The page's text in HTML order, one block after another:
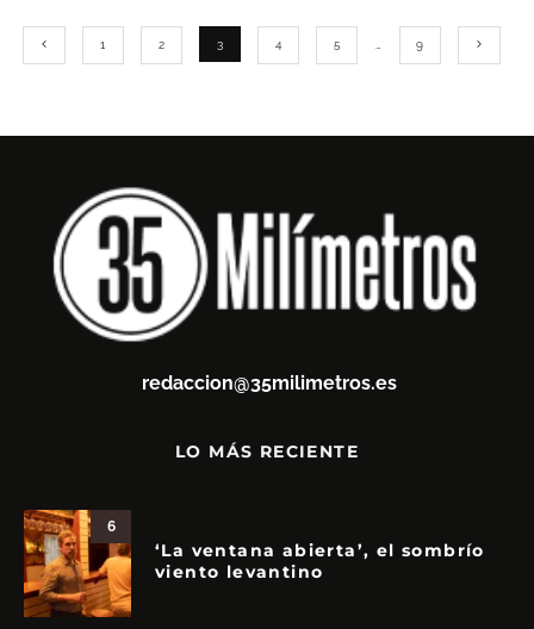
1 2 3 4 5 9
redaccion@35milimetros.es
LO MÁS RECIENTE
6
‘La ventana abierta’, el sombrío
viento levantino